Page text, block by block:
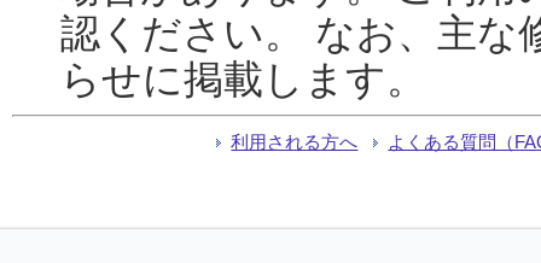
認ください。 なお、主な
らせに掲載します。
利用される方へ よくある質問（